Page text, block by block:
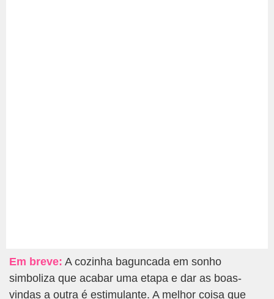
Em breve: A cozinha baguncada em sonho
simboliza que acabar uma etapa e dar as boas-
vindas a outra é estimulante. A melhor coisa que